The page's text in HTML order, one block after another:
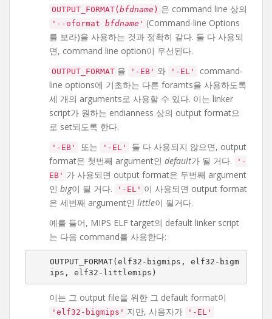
OUTPUT_FORMAT( bfdname ) 은 command line 상의
'--oformat bfdname ' (Command-line Options
를 보라)을 사용하는 것과 정확히 같다. 둘 다 사용되
면, command line option이 우선된다.
OUTPUT_FORMAT 을 '-EB' 와 '-EL'
command-
line options에 기초하는 다른 foramts을 사용하도록
세 개의 arguments로 사용할 수 있다. 이는 linker
script가 원하는 endianness 상의 output format으
로 set되도록 한다.
'-EB' 또는 '-EL'
둘 다 사용되지 않으면, output
format은 첫번째 argument인 default가 될 거다.
'-
EB' 가 사용되면 output format은 두번째 argument
인 big이 될 거다. '-EL' 이 사용되면 output format
은 세번째 argument인 little이 될거다.
예를 들어, MIPS ELF target의 default linker script
는 다음 command를 사용한다:
OUTPUT_FORMAT(elf32-bigmips, elf32-bigm
ips, elf32-littlemips)
이는 그 output file을 위한 그 default format이
'elf32-bigmips' 지만, 사용자가 '-EL'